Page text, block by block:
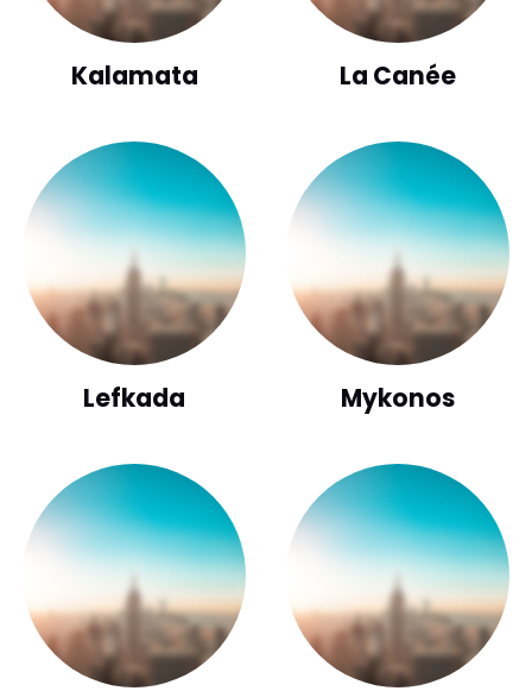
Kalamata La Canée
Lefkada Mykonos